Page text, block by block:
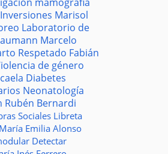
Inversiones Marisol
Laboratorio de
Marcelo
Respetado Fabián
de género
Diabetes
Neonatología
Rubén Bernardi
Sociales Libreta
María Emilia Alonso
Detectar